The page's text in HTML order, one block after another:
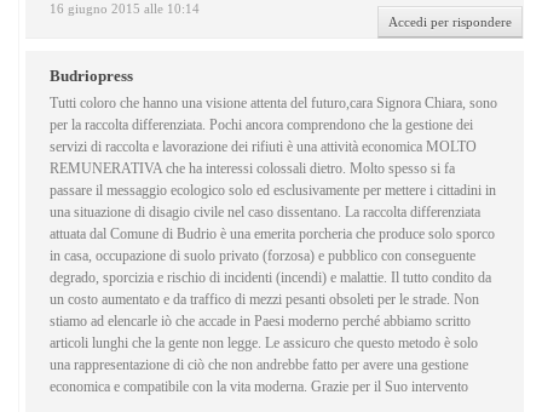
16 giugno 2015 alle 10:14
Accedi per rispondere
Budriopress
Tutti coloro che hanno una visione attenta del futuro,cara Signora Chiara, sono
per la raccolta differenziata. Pochi ancora comprendono che la gestione dei
servizi di raccolta e lavorazione dei rifiuti è una attività economica MOLTO
REMUNERATIVA che ha interessi colossali dietro. Molto spesso si fa
passare il messaggio ecologico solo ed esclusivamente per mettere i cittadini in
una situazione di disagio civile nel caso dissentano. La raccolta differenziata
attuata dal Comune di Budrio è una emerita porcheria che produce solo sporco
in casa, occupazione di suolo privato (forzosa) e pubblico con conseguente
degrado, sporcizia e rischio di incidenti (incendi) e malattie. Il tutto condito da
un costo aumentato e da traffico di mezzi pesanti obsoleti per le strade. Non
stiamo ad elencarle iò che accade in Paesi moderno perché abbiamo scritto
articoli lunghi che la gente non legge. Le assicuro che questo metodo è solo
una rappresentazione di ciò che non andrebbe fatto per avere una gestione
economica e compatibile con la vita moderna. Grazie per il Suo intervento